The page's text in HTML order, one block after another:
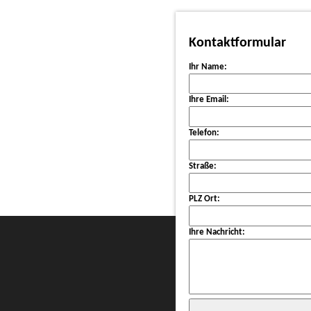
Impressum
Kontaktformular
Ihr Name:
Ihre Email:
Telefon:
Straße:
PLZ Ort:
Ihre Nachricht: